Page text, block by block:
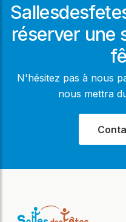
réserver une
N'hésitez pas à nous
nous mettra